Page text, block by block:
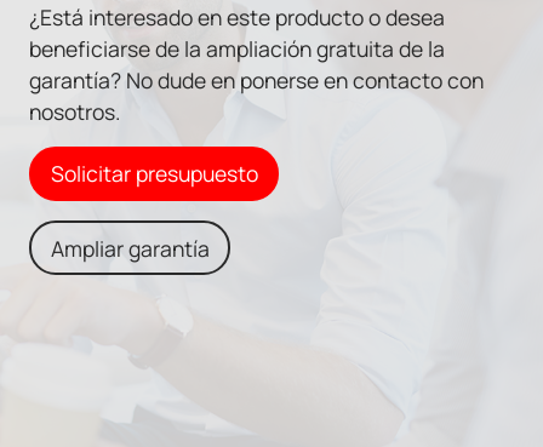
¿Está interesado en este producto o desea
beneficiarse de la ampliación gratuita de la
garantía? No dude en ponerse en contacto con
nosotros.
Solicitar presupuesto
Ampliar garantía